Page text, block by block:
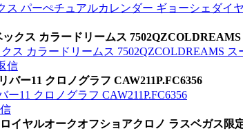
パーぺチュアルカレンダー ギョーシェダイ
クス カラードリームス
ス カラードリームス 7502QZCOLDREAMS ス
信
ー11 クロノグラフ CAW211P.FC6356
11 クロノグラフ CAW211P.FC6356
ヤルオークオフショアクロノ ラスベガス限